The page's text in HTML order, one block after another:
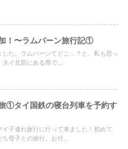
！〜ラムパーン旅行記①
した。ラムパーンてどこ…？と、私も思っ
タイ北部にある県で...
①タイ国鉄の寝台列車を予約す
イ子連れ旅行に行って来ました！初めて
母子との旅行。お付...